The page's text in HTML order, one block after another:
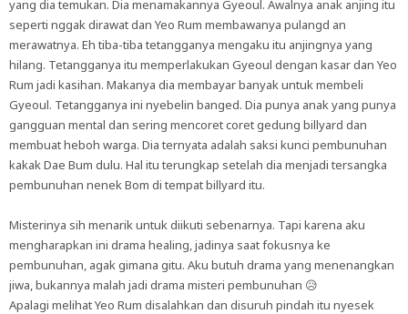
yang dia temukan. Dia menamakannya Gyeoul. Awalnya anak anjing itu
seperti nggak dirawat dan Yeo Rum membawanya pulangd an
merawatnya. Eh tiba-tiba tetangganya mengaku itu anjingnya yang
hilang. Tetangganya itu memperlakukan Gyeoul dengan kasar dan Yeo
Rum jadi kasihan. Makanya dia membayar banyak untuk membeli
Gyeoul. Tetangganya ini nyebelin banged. Dia punya anak yang punya
gangguan mental dan sering mencoret coret gedung billyard dan
membuat heboh warga. Dia ternyata adalah saksi kunci pembunuhan
kakak Dae Bum dulu. Hal itu terungkap setelah dia menjadi tersangka
pembunuhan nenek Bom di tempat billyard itu.
Misterinya sih menarik untuk diikuti sebenarnya. Tapi karena aku
mengharapkan ini drama healing, jadinya saat fokusnya ke
pembunuhan, agak gimana gitu. Aku butuh drama yang menenangkan
jiwa, bukannya malah jadi drama misteri pembunuhan 😥
Apalagi melihat Yeo Rum disalahkan dan disuruh pindah itu nyesek